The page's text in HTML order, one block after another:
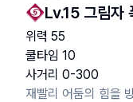
Lv.15 그림자
위력 55
쿨타임 10
사거리 0-300
재빨리 어둠의 힘을